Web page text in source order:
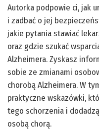
Autorka podpowie ci, jak
i zadbać o jej
jakie pytania stawiać
oraz gdzie szukać
Alzheimera. Zyskasz
sobie ze zmianami
chorobą Alzheimera. W
praktyczne wskazówki,
tego schorzenia i
osobą chorą.